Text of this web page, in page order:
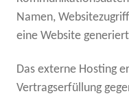
Namen,
eine Website
Das externe Hosting
Vertragserfüllung